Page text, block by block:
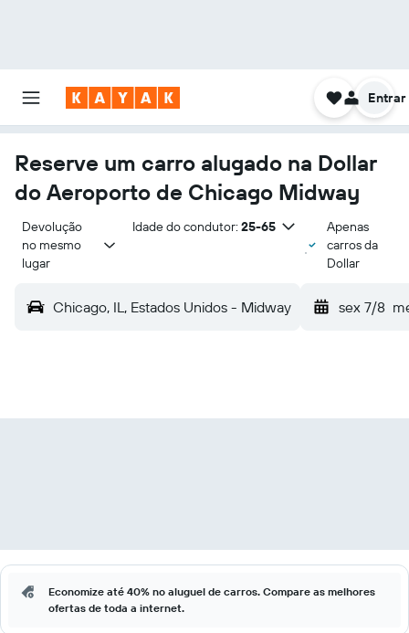
Entrar
Reserve um carro alugado na Dollar
do Aeroporto de Chicago Midway
Devolução
no mesmo
lugar
Idade do condutor: 25-65
Apenas
carros da
Dollar
Chicago, IL, Estados Unidos - Midway sex 7/8
Economize até 40% no aluguel de carros. Compare as melhores
ofertas de toda a internet.